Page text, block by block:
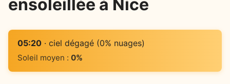
ensoleillée à Nice
05:20· ciel dégagé (0% nuages)
Soleil moyen : 0%